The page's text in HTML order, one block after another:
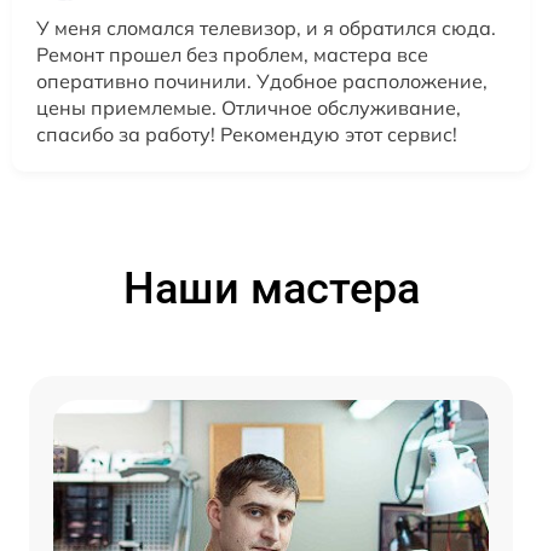
У меня сломался телевизор, и я обратился сюда.
Ремонт прошел без проблем, мастера все
оперативно починили. Удобное расположение,
цены приемлемые. Отличное обслуживание,
спасибо за работу! Рекомендую этот сервис!
Наши мастера